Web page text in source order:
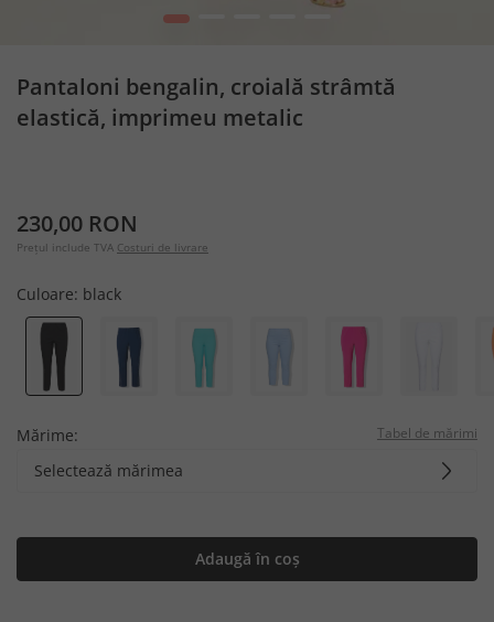
1
Pantaloni bengalin, croială strâmtă
elastică, imprimeu metalic
230,00 RON
Prețul include TVA Costuri de livrare
Culoare: black
Mărime: Tabel de mărimi
Selectează mărimea
Adaugă în coș